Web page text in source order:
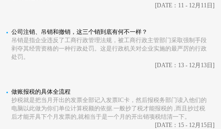
[DATE：11 - 12月11日]
公司注销、吊销和撤销，这三个销到底有何不一样？
吊销是指企业违反了工商行政管理法规，被工商行政主管部门采取强制手段
剥夺其经营资格的一种行政处罚。这是行政机关对企业实施的最严厉的行政
处罚。
[DATE：13 - 12月13日]
做账报税的具体全流程
抄税就是把当月开出的发票全部记入发票IC卡，然后报税务部门读入他们的
电脑以此做为你们单位计算税额的依据.一般抄了税才能报税的 ,而且抄过税
后才能开具下个月发票的,就相当于是一个月的开出销项税结清一下。
[DATE：15 - 12月15日]